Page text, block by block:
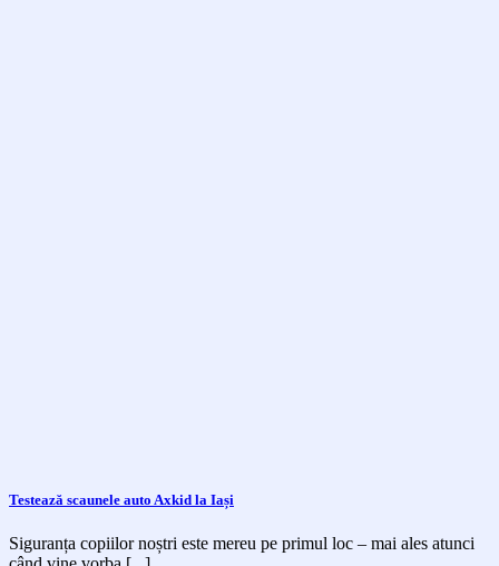
Testează scaunele auto Axkid la Iași
Siguranța copiilor noștri este mereu pe primul loc – mai ales atunci